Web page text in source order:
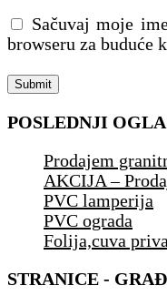
Sačuvaj moje
browseru za buduće
POSLEDNJI
Prodajem
AKCIJA –
PVC lamperija
PVC ograda
Folija,cuva
STRANICE -